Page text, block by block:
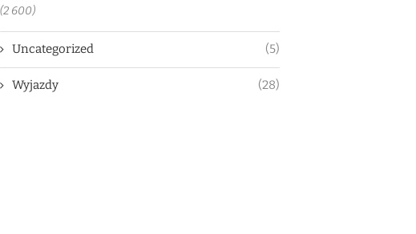
(2 600)
Uncategorized (5)
Wyjazdy (28)